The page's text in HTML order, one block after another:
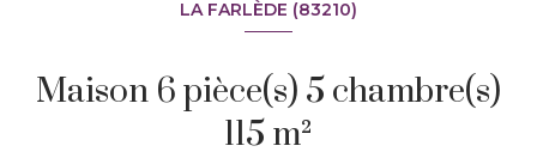
LA FARLÈDE (83210)
Maison 6 pièce(s) 5 chambre(s)
115 m²